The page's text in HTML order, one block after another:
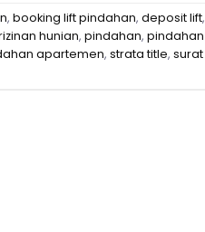
, booking lift pindahan, deposit lift,
hunian, pindahan, pindahan
apartemen, strata title, surat